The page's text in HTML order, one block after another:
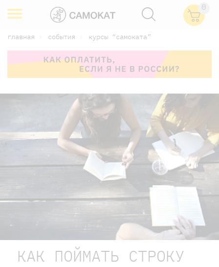
0
главная события курсы “самоката”
КАК ПОЙМАТЬ СТРОКУ